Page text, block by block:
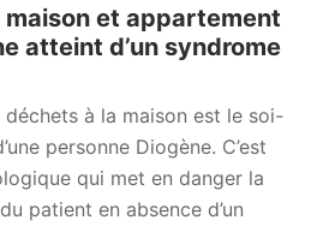
et appartement
atteint d’un syndrome
déchets à la maison est le soi-
personne Diogène. C’est
qui met en danger la
patient en absence d’un